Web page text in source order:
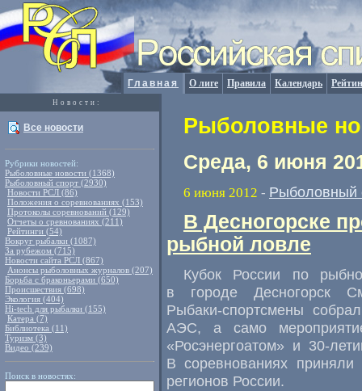
Главная О лиге Правила Календарь
Новости:
Все новости
Рубрики новостей:
Рыболовные новости (1368)
Рыболовный спорт (2930)
Новости РСЛ (86)
Положения о соревнованиях (153)
Протоколы соревнований (129)
Отчеты о сревнованиях (211)
Рейтинги (54)
Вокруг рыбалки (1087)
За рубежом (715)
Новости сайта РСЛ (867)
Анонсы рыболовных журналов (207)
Борьба с браконьерами (650)
Происшествия (698)
Экология (404)
Hi-tech для рыбалки (155)
Катера (7)
Библиотека (11)
Туризм (3)
Видео (239)
Поиск в новостях:
Рыболовные
Среда, 6 июня
6 июня 2012 - Рыболовный
В Десногорске
рыбной ловле
Кубок России по
в городе Десногорск
Рыбаки-спортсмены
АЭС, а само
«Росэнергоатом» и 30-
В соревнованиях приняли
регионов России.